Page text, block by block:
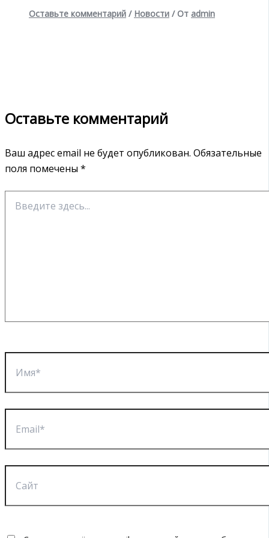
Оставьте комментарий / Новости / От admin
Оставьте комментарий
Ваш адрес email не будет опубликован. Обязательные
поля помечены *
здесь...
Имя*
Email*
Сайт